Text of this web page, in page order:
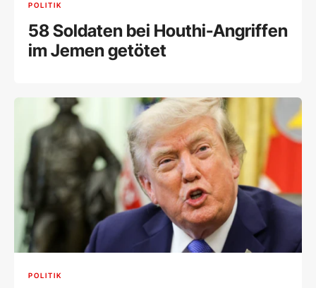
POLITIK
58 Soldaten bei Houthi-Angriffen
im Jemen getötet
POLITIK